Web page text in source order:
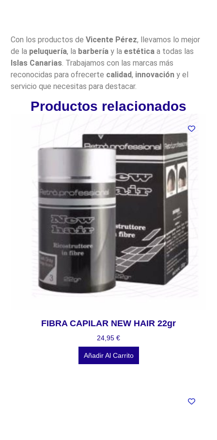
Con los productos deVicente Pérez, llevamos lo mejor
de la peluquería, la barbería y laestética a todas las
Islas Canarias. Trabajamos con las marcas más
reconocidas para ofrecerte calidad, innovación y el
servicio que necesitas para destacar.
Productos relacionados
FIBRA CAPILAR NEW HAIR 22gr
24,95 €
Añadir Al Carrito